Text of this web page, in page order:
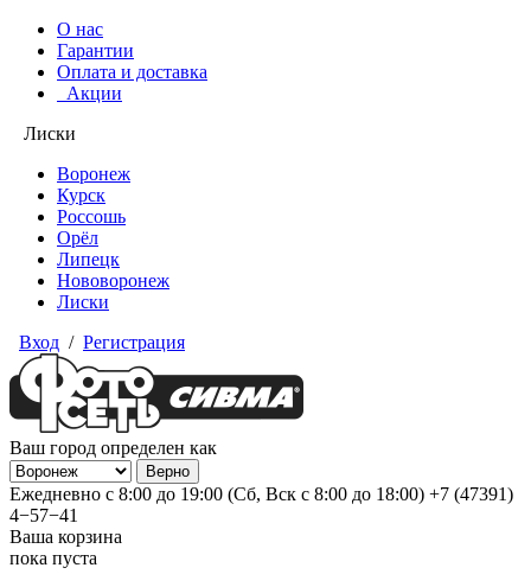
О нас
Гарантии
Оплата и доставка
Акции
Лиски
Воронеж
Курск
Россошь
Орёл
Липецк
Нововоронеж
Лиски
Вход / Регистрация
Ваш город определен как
Ежедневно с 8:00 до 19:00 (Сб, Вск с 8:00 до 18:00) +7 (47391)
4−57−41
Ваша корзина
пока пуста